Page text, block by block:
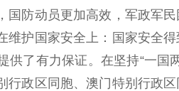
防动员更加高效，军政军
维护国家安全上：国家安全
供了有力保证。在坚持“一
政区同胞、澳门特别行政